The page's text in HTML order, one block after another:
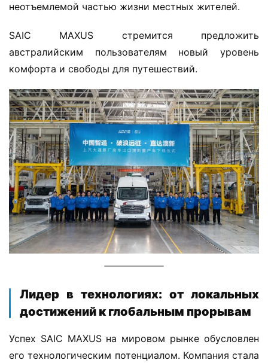
неотъемлемой частью жизни местных жителей.
SAIC MAXUS стремится предложить
австралийским пользователям новый уровень
комфорта и свободы для путешествий.
​Лидер в технологиях: от локальных
достижений к глобальным прорывам​
Успех SAIC MAXUS на мировом рынке обусловлен
его технологическим потенциалом. Компания стала